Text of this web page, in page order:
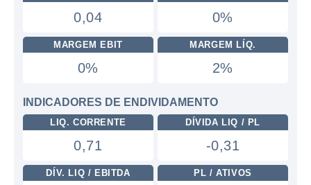
0,04 0%
MARGEM EBIT
0%
MARGEM LÍQ.
2%
INDICADORES DE ENDIVIDAMENTO
LIQ. CORRENTE
0,71
DÍVIDA LIQ / PL
-0,31
DÍV. LIQ / EBITDA PL / ATIVOS